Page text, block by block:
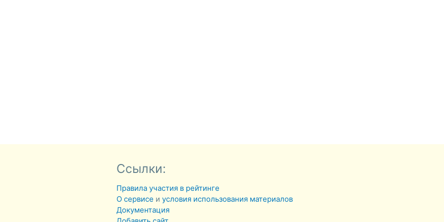
Ссылки:
Правила участия в рейтинге
О сервисе иусловия использования материалов
Документация